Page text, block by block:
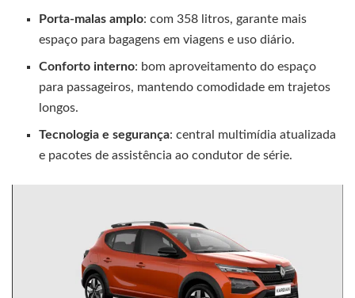
Porta-malas amplo: com 358 litros, garante mais
espaço para bagagens em viagens e uso diário.
Conforto interno: bom aproveitamento do espaço
para passageiros, mantendo comodidade em trajetos
longos.
Tecnologia e segurança: central multimídia atualizada
e pacotes de assistência ao condutor de série.